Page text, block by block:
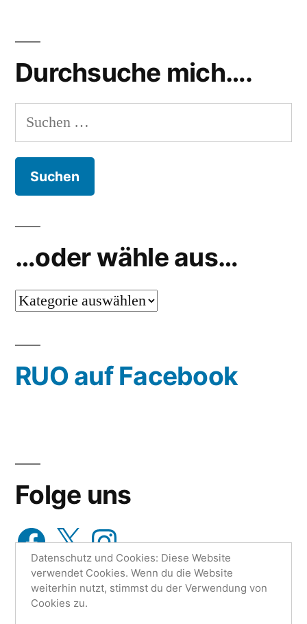
Durchsuche mich….
Suchen
nach:
…oder wähle aus…
…
aus…
RUO auf Facebook
Folge uns
Facebook
X Instagram
Datenschutz und Cookies: Diese Website
verwendet Cookies. Wenn du die Website
weiterhin nutzt, stimmst du der Verwendung von
Cookies zu.